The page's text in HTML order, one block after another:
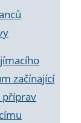
začínající
příprav